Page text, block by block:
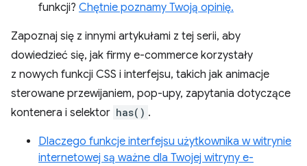
funkcji? Chętnie poznamy Twoją opinię.
Zapoznaj się z innymi artykułami z tej serii, aby
dowiedzieć się, jak firmy e-commerce korzystały
z nowych funkcji CSS i interfejsu, takich jak animacje
sterowane przewijaniem, pop-upy, zapytania dotyczące
kontenera i selektor has() .
Dlaczego funkcje interfejsu użytkownika w witrynie
internetowej są ważne dla Twojej witryny e-